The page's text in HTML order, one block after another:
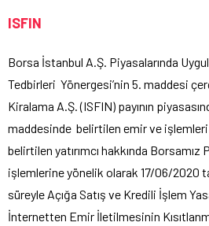
ISFIN
Borsa İstanbul A.Ş. Piyasalarında
Tedbirleri Yönergesi’nin 5. maddesi
Kiralama A.Ş. (ISFIN) payının
maddesinde belirtilen emir ve işlemleri
belirtilen yatırımcı hakkında Borsamız
işlemlerine yönelik olarak 17/06/2020
süreyle Açığa Satış ve Kredili İşlem
İnternetten Emir İletilmesinin